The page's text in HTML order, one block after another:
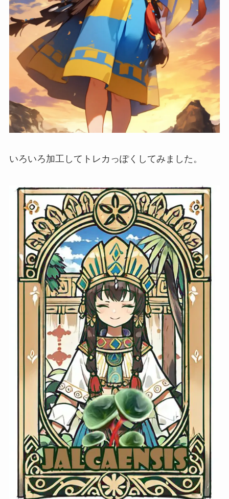
いろいろ加工してトレカっぽくしてみました。